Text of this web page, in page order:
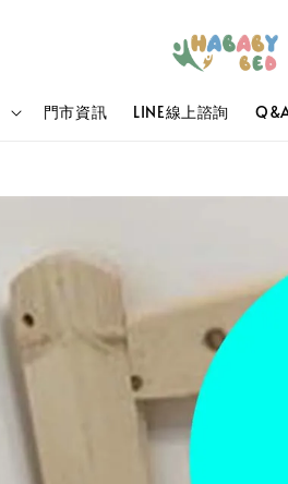
門市資訊 LINE線上諮詢